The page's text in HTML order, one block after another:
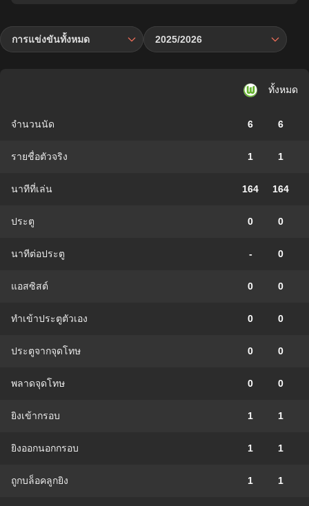
การแข่งขันทั้งหมด 2025/2026
ทั้งหมด
จำนวนนัด 6 6
รายชื่อตัวจริง 1 1
นาทีที่เล่น 164 164
ประตู 0 0
นาทีต่อประตู - 0
แอสซิสต์ 0 0
ทําเข้าประตูตัวเอง 0 0
ประตูจากจุดโทษ 0 0
พลาดจุดโทษ 0 0
ยิงเข้ากรอบ 1 1
ยิงออกนอกกรอบ 1 1
ถูกบล็อคลูกยิง 1 1